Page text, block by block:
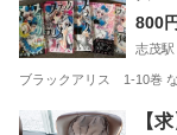
800円
志茂駅
ブラックアリス 1-10巻
東京 北区 志茂駅
【